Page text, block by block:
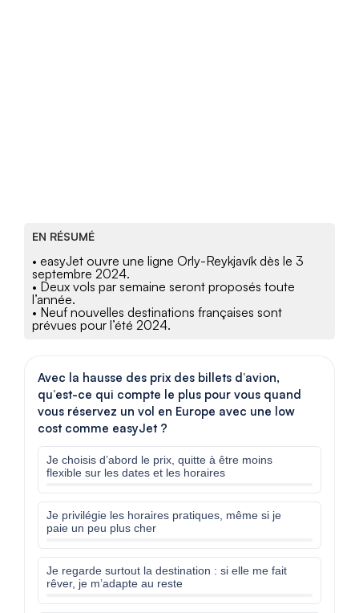
EN RÉSUMÉ
• easyJet ouvre une ligne Orly-Reykjavík dès le 3
septembre 2024.
• Deux vols par semaine seront proposés toute
l’année.
• Neuf nouvelles destinations françaises sont
prévues pour l’été 2024.
Avec la hausse des prix des billets d’avion,
qu’est-ce qui compte le plus pour vous quand
vous réservez un vol en Europe avec une low
cost comme easyJet ?
Je choisis d’abord le prix, quitte à être moins
flexible sur les dates et les horaires
Je privilégie les horaires pratiques, même si je
paie un peu plus cher
Je regarde surtout la destination : si elle me fait
rêver, je m’adapte au reste